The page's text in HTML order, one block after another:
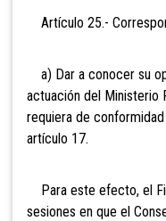
Artículo 25.-
a) Dar a conocer su
actuación del Ministerio
requiera de
artículo 17.
Para este efecto, el
sesiones en que el